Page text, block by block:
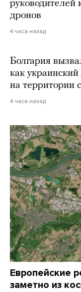
руководителей
дронов
4 часа назад
Болгария
как
на территории
4 часа назад
Европейские
заметно из